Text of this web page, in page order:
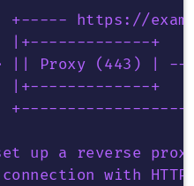
https://
|+-------------+
Proxy (443) | ---
|+-------------+
up a reverse
with